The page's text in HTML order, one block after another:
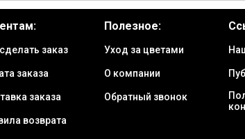
заказ
заказа
заказа
возврата
Полезное:
Уход за цветами
О компании
Обратный звонок